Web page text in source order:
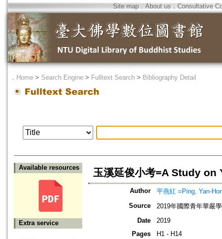
Site map．About us ． Consultative
． Home > Search Engine > Fulltext Search > Bibliography Detail
Available resources
Extra service
玉溪延俊小考=A Study on
Author
平燕紅 =Ping, Yan-
Source
2019年國際青年華嚴
Date
2019
Pages
H1 - H14